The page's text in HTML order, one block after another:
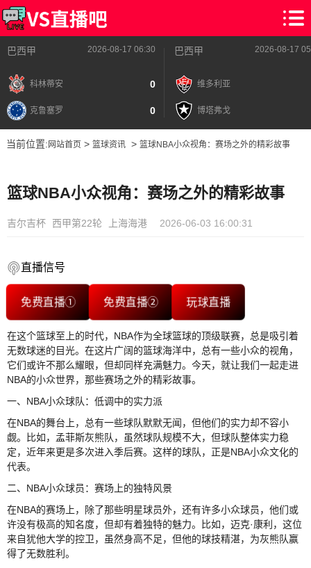
巴西甲 2026-08-17 06:30
科林蒂安 0
克鲁塞罗 0
巴西甲 2026-08-17
维多利亚
博塔弗戈
当前位置: 网站首页> 篮球资讯> 篮球NBA小众视角：赛场之外的精彩故事
篮球NBA小众视角：赛场之外的精彩故事
吉尔吉杯 西甲第22轮 上海海港 2026-06-03 16:00:31
直播信号
免费直播① 免费直播② 玩球直播
在这个篮球至上的时代，NBA作为全球篮球的顶级联赛，总是吸引着
无数球迷的目光。在这片广阔的篮球海洋中，总有一些小众的视角，
它们或许不那么耀眼，但却同样充满魅力。今天，就让我们一起走进
NBA的小众世界，那些赛场之外的精彩故事。
一、NBA小众球队：低调中的实力派
在NBA的舞台上，总有一些球队默默无闻，但他们的实力却不容小
觑。比如，孟菲斯灰熊队，虽然球队规模不大，但球队整体实力稳
定，近年来更是多次进入季后赛。这样的球队，正是NBA小众文化的
代表。
二、NBA小众球员：赛场上的独特风景
在NBA的赛场上，除了那些明星球员外，还有许多小众球员，他们或
许没有极高的知名度，但却有着独特的魅力。比如，迈克·康利，这位
来自犹他大学的控卫，虽然身高不足，但他的球技精湛，为灰熊队赢
得了无数胜利。